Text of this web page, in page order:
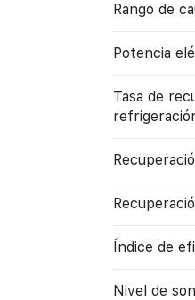
Rango de
Potencia
Tasa de
Índice de
Nivel de